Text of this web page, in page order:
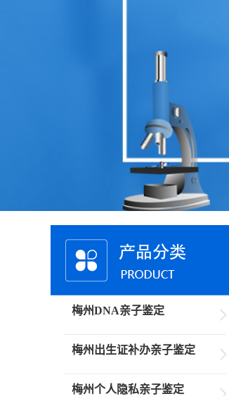
梅州DNA亲子鉴定
梅州出生证补办亲子鉴定
梅州个人隐私亲子鉴定